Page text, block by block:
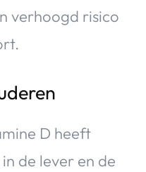
verhoogd risico
D heeft
de lever en de